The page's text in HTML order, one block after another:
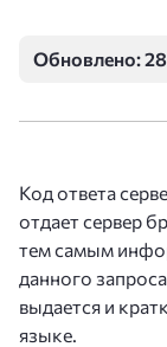
Обновлено:
Код ответа
отдает сервер
тем самым
данного
выдается и
языке.